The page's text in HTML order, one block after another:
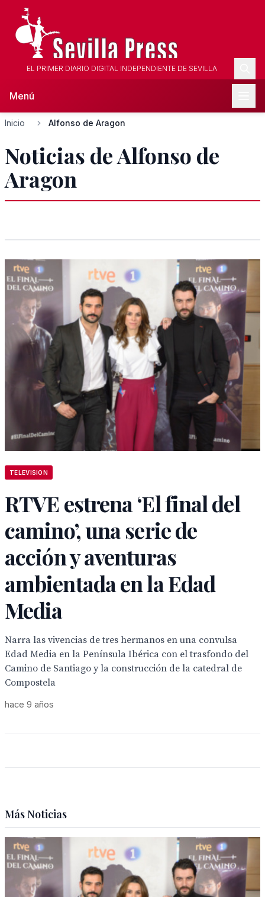
EL PRIMER DIARIO DIGITAL INDEPENDIENTE DE SEVILLA
Menú
Inicio Alfonso de Aragon
Noticias de Alfonso de
Aragon
TELEVISION
RTVE estrena ‘El final del
camino’, una serie de
acción y aventuras
ambientada en la Edad
Media
Narra las vivencias de tres hermanos en una convulsa
Edad Media en la Península Ibérica con el trasfondo del
Camino de Santiago y la construcción de la catedral de
Compostela
hace 9 años
Más Noticias